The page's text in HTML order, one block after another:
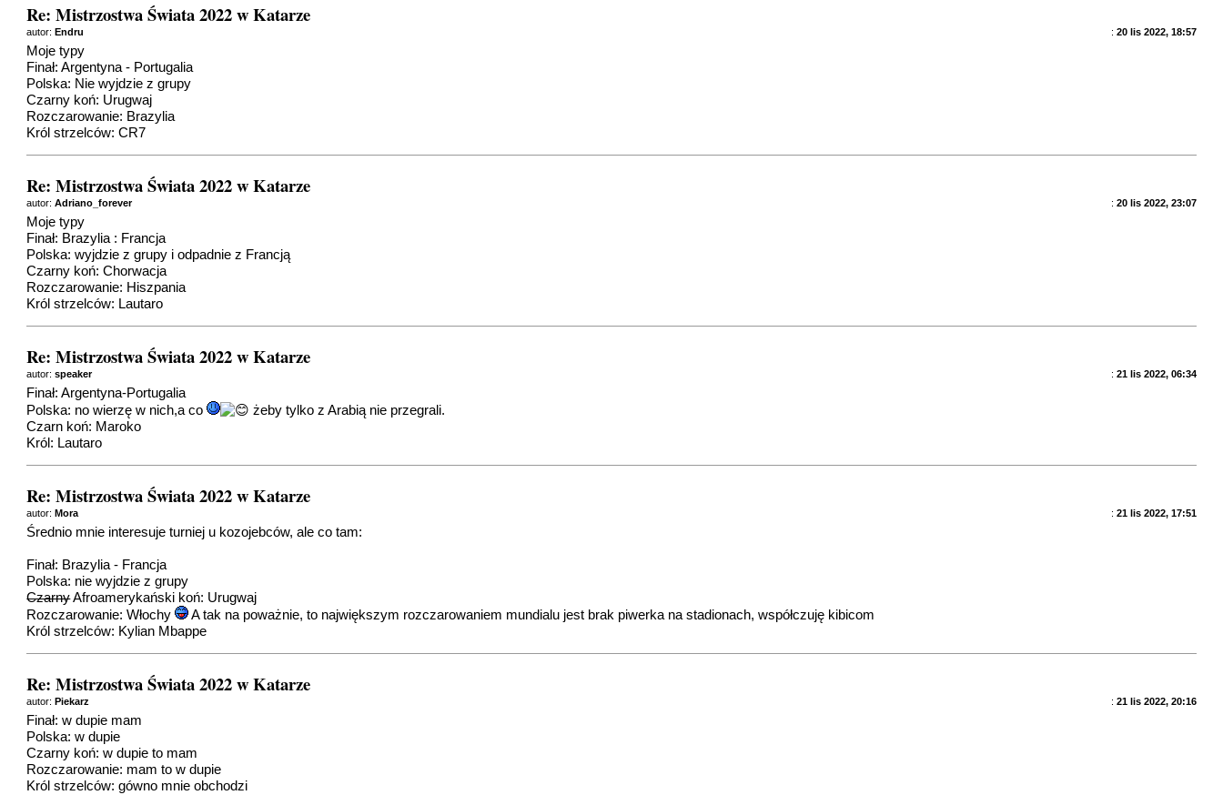
Re: Mistrzostwa Świata 2022 w Katarze
: 20 lis 2022, 18:57
autor:Endru
Moje typy
Finał: Argentyna - Portugalia
Polska: Nie wyjdzie z grupy
Czarny koń: Urugwaj
Rozczarowanie: Brazylia
Król strzelców: CR7
Re: Mistrzostwa Świata 2022 w Katarze
: 20 lis 2022, 23:07
autor:Adriano_forever
Moje typy
Finał: Brazylia : Francja
Polska: wyjdzie z grupy i odpadnie z Francją
Czarny koń: Chorwacja
Rozczarowanie: Hiszpania
Król strzelców: Lautaro
Re: Mistrzostwa Świata 2022 w Katarze
: 21 lis 2022, 06:34
autor:speaker
Finał: Argentyna-Portugalia
Polska: no wierzę w nich,a co
żeby tylko z Arabią nie przegrali.
Czarn koń: Maroko
Król: Lautaro
Re: Mistrzostwa Świata 2022 w Katarze
: 21 lis 2022, 17:51
autor:Mora
Średnio mnie interesuje turniej u kozojebców, ale co tam:
Finał: Brazylia - Francja
Polska: nie wyjdzie z grupy
CzarnyAfroamerykański koń: Urugwaj
Rozczarowanie: Włochy
A tak na poważnie, to największym rozczarowaniem mundialu jest brak piwerka na stadionach, współczuję kibicom
Król strzelców: Kylian Mbappe
Re: Mistrzostwa Świata 2022 w Katarze
: 21 lis 2022, 20:16
autor:Piekarz
Finał: w dupie mam
Polska: w dupie
Czarny koń: w dupie to mam
Rozczarowanie: mam to w dupie
Król strzelców: gówno mnie obchodzi